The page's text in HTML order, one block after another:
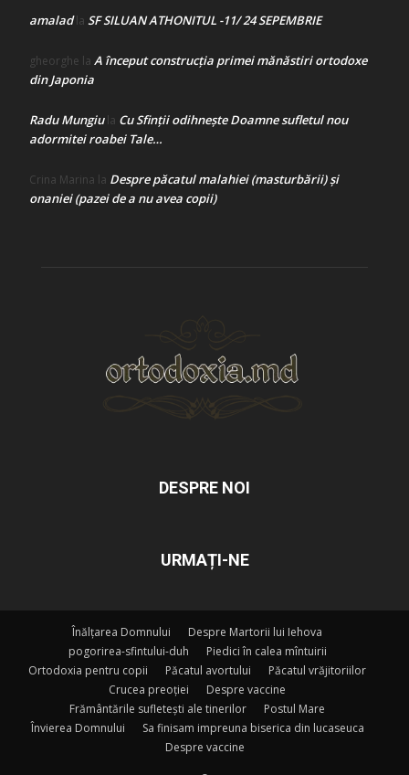
amaladla SF SILUAN ATHONITUL -11/ 24 SEPEMBRIE
gheorghe la A început construcţia primei mănăstiri ortodoxe
din Japonia
Radu Mungiula Cu Sfinții odihnește Doamne sufletul nou
adormitei roabei Tale…
Crina Marina la Despre păcatul malahiei (masturbării) şi
onaniei (pazei de a nu avea copii)
DESPRE NOI
URMAȚI-NE
Înălțarea Domnului
Despre Martorii lui Iehova
pogorirea-sfintului-duh
Piedici în calea mîntuirii
Ortodoxia pentru copii
Păcatul avortului
Păcatul vrăjitoriilor
Crucea preoției
Despre vaccine
Frământările sufletești ale tinerilor
Postul Mare
Învierea Domnului
Sa finisam impreuna biserica din lucaseuca
Despre vaccine